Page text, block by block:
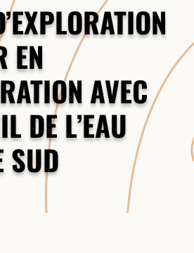
EN
AVEC
DE L’EAU
SUD